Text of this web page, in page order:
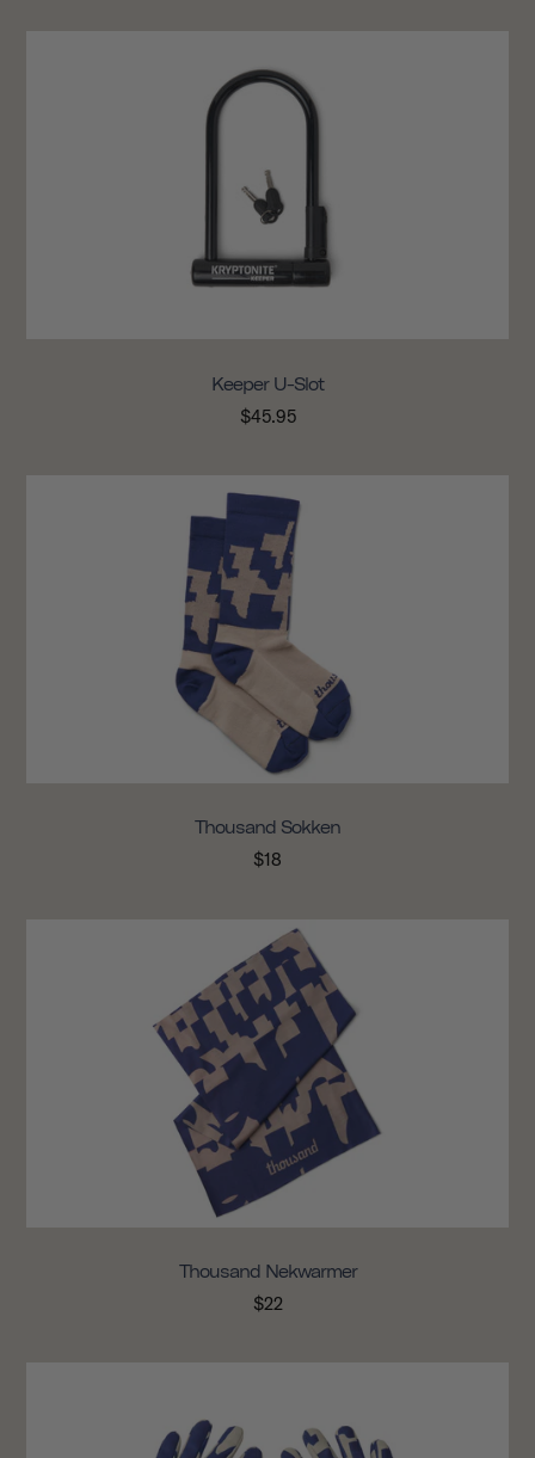
Keeper U-Slot
$45.95
Thousand Sokken
$18
Thousand Nekwarmer
$22